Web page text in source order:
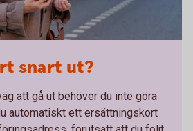
snart ut?
att gå ut behöver du inte göra
automatiskt ett ersättningskort